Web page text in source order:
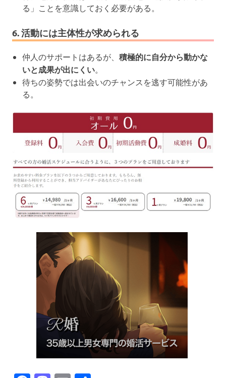
る」ことを意識しておく必要がある。
6. 活動には主体性が求められる
仲人のサポートはあるが、 積極的に自分から動かな
いと成果が出にくい。
待ちの姿勢では出会いのチャンスを逃す可能性があ
る。